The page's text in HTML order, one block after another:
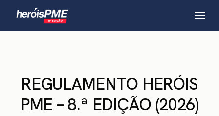
main
Menu
REGULAMENTO HERÓIS
PME – 8.ª EDIÇÃO (2026)